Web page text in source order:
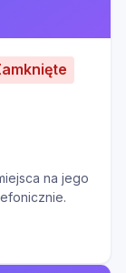
na jego